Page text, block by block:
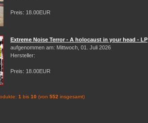
Preis: 18.00EUR
Extreme Noise Terror - A holocaust in your head - LP
aufgenommen am: Mittwoch, 01. Juli 2026
Hersteller:
Preis: 18.00EUR
1 bis 10 (von 552 insgesamt)